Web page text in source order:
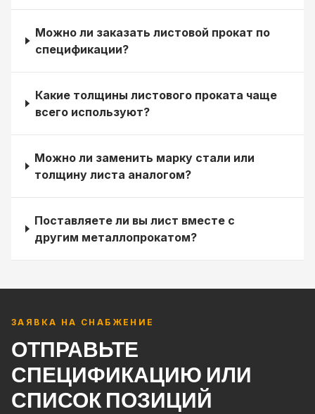
Можно ли заказать листовой прокат по
спецификации?
Какие толщины листового проката чаще
всего используют?
Можно ли заменить марку стали или
толщину листа аналогом?
Поставляете ли вы лист вместе с
другим металлопрокатом?
ЗАЯВКА НА СНАБЖЕНИЕ
ОТПРАВЬТЕ
СПЕЦИФИКАЦИЮ ИЛИ
СПИСОК ПОЗИЦИЙ